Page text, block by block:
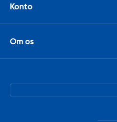
Konto
Om os